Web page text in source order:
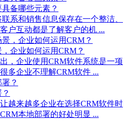
备哪些元素？
系和销售信息保存在一个整洁、
户互动都是了解客户的机 ...
企业如何运用CRM？
，企业使用CRM软件系统是一项
多企业不理解CRM软件 ...
越来越多企业在选择CRM软件时
本地部署的好处明显 ...